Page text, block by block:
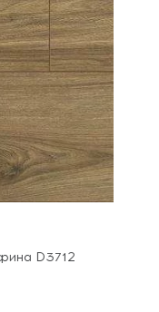
D3712